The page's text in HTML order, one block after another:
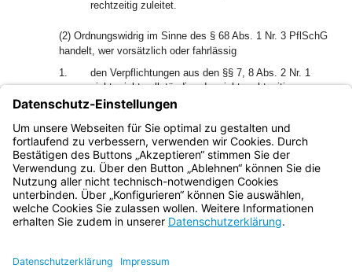
rechtzeitig zuleitet.
(2) Ordnungswidrig im Sinne des § 68 Abs. 1 Nr. 3 PflSchG
handelt, wer vorsätzlich oder fahrlässig
1.
den Verpflichtungen aus den §§ 7, 8 Abs. 2 Nr. 1
nicht, nicht vollständig oder nicht rechtzeitig
nachkommt,
2.
einer vollziehbaren Anordnung nach § 8 Abs. 2 Nr. 2
zuwiderhandelt.
Bayern.de
BayernPortal
Impressum